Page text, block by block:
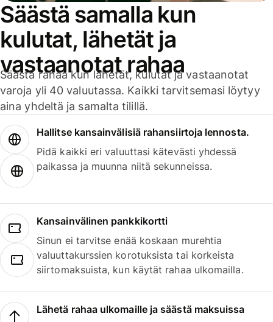
Säästä samalla kun
kulutat, lähetät ja
vastaanotat rahaa
Säästä rahaa kun lähetät, kulutat ja vastaanotat
varoja yli 40 valuutassa. Kaikki tarvitsemasi löytyy
aina yhdeltä ja samalta tilillä.
Hallitse kansainvälisiä rahansiirtoja lennosta.
Pidä kaikki eri valuuttasi kätevästi yhdessä
paikassa ja muunna niitä sekunneissa.
Kansainvälinen pankkikortti
Sinun ei tarvitse enää koskaan murehtia
valuuttakurssien korotuksista tai korkeista
siirtomaksuista, kun käytät rahaa ulkomailla.
Lähetä rahaa ulkomaille ja säästä maksuissa